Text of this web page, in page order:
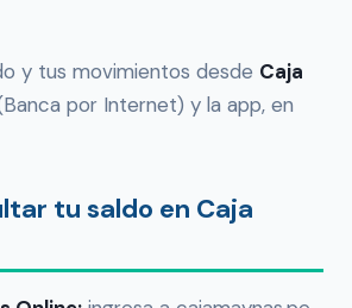
y tus movimientos desde Caja
por Internet) y la app, en
tu saldo en Caja